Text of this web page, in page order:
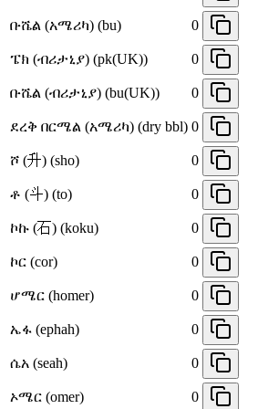
ቡሼል (አሜሪካ) (bu) 0
ፔክ (ብሪታኒያ) (pk(UK)) 0
ቡሼል (ብሪታኒያ) (bu(UK)) 0
ደረቅ በርሜል (አሜሪካ) (dry bbl) 0
ሾ (升) (sho) 0
ቶ (斗) (to) 0
ኮኩ (石) (koku) 0
ኮር (cor) 0
ሆሜር (homer) 0
ኤፋ (ephah) 0
ሴአ (seah) 0
ኦሜር (omer) 0